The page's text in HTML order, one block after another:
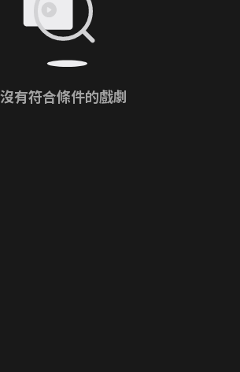
沒有符合條件的戲劇